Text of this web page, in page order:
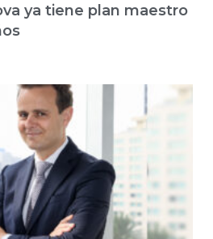
ya tiene plan maestro